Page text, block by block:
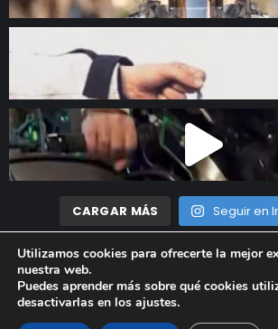
CARGAR MÁS Seguir en
Madrid Motor © 2023 Todos los derechos
Legal|Política de privacidad|
Utilizamos cookies para ofrecerte la mejor
nuestra web.
Puedes aprender más sobre qué cookies
desactivarlas en los ajustes.